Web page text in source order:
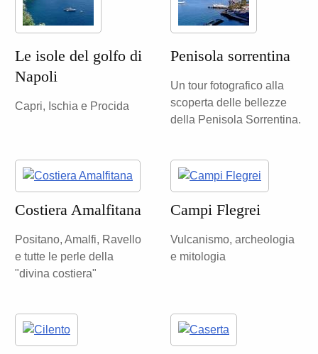
Le isole del golfo di
Napoli
Capri, Ischia e Procida
Penisola sorrentina
Un tour fotografico alla
scoperta delle bellezze
della Penisola Sorrentina.
Costiera Amalfitana
Positano, Amalfi, Ravello
e tutte le perle della
"divina costiera"
Campi Flegrei
Vulcanismo, archeologia
e mitologia